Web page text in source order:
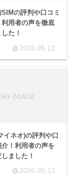
SIMの評判や口コミ
利用者の声を徹底
た！
2026.05.12
イネオ)の評判や口
介！利用者の声を
ました！
2026.05.12